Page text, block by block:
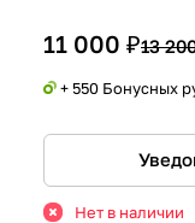
11 000 ₽13
+ 550 Бонусных
Нет в наличии